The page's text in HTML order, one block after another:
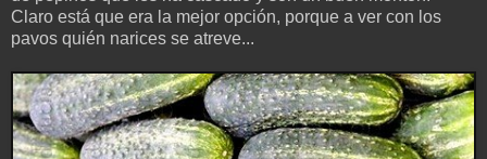
Claro está que era la mejor opción, porque a ver con los
pavos quién narices se atreve...